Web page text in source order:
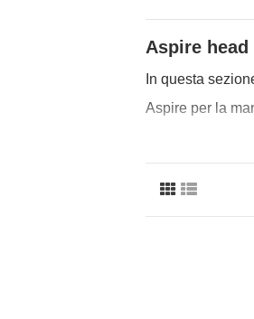
Aspire
In questa
Aspire per la